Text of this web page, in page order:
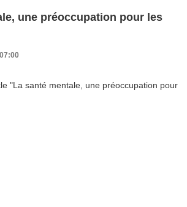
une préoccupation pour les